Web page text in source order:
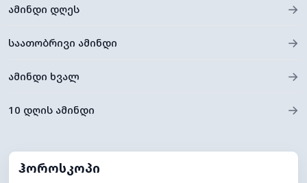
ნამის წერტილი
ხილვადობა
ამინდი დღეს →
საათობრივი ამინდი →
ამინდი ხვალ →
10 დღის ამინდი →
ჰოროსკოპი